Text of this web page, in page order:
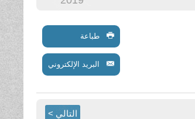
طباعة
البريد الإلكتروني
التالي >